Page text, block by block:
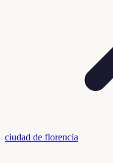
ciudad de florencia